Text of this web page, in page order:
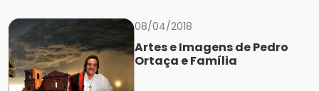
08/04/2018
Artes e Imagens de Pedro
Ortaça e Família